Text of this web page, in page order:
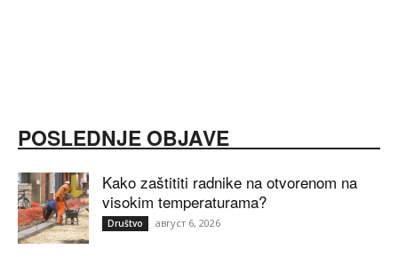
POSLEDNJE OBJAVE
Kako zaštititi radnike na otvorenom na
visokim temperaturama?
Društvo август 6, 2026